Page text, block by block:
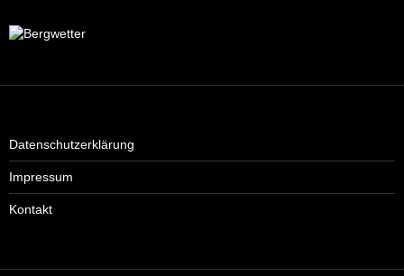
Datenschutzerklärung
Impressum
Kontakt